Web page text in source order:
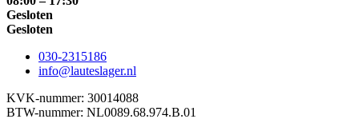
Gesloten
Gesloten
030-2315186
info@lauteslager.nl
KVK-nummer: 30014088
BTW-nummer: NL0089.68.974.B.01